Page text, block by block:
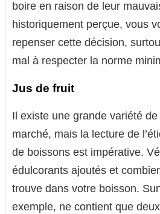
boire en raison de leur
historiquement perçue, vous
repenser cette décision,
mal à respecter la norme
Jus de fruit
Il existe une grande variété
marché, mais la lecture de
de boissons est impérative.
édulcorants ajoutés et
trouve dans votre boisson.
exemple, ne contient que